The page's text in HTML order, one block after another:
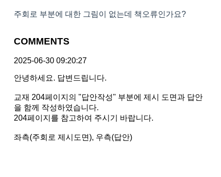
주회로 부분에 대한 그림이 없는데 책오류인가요?
COMMENTS
2025-06-30 09:20:27
안녕하세요. 답변드립니다.
교재 204페이지의 "답안작성" 부분에 제시 도면과 답안
을 함께 작성하였습니다.
204페이지를 참고하여 주시기 바랍니다.
좌측(주회로 제시도면), 우측(답안)